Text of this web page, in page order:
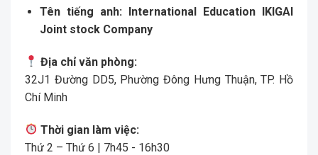
Tên tiếng anh: International Education IKIGAI
Joint stock Company
Địa chỉ văn phòng:
32J1 Đường DD5, Phường Đông Hưng Thuận, TP. Hồ
Chí Minh
Thời gian làm việc:
Thứ 2 – Thứ 6 | 7h45 - 16h30